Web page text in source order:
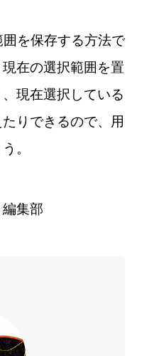
を保存する方法で
在の選択範囲を置
現在選択している
りできるので、用
。
集部